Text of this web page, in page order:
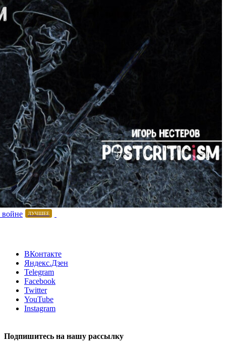
ЛУЧШЕЕ
ВКонтакте
Яндекс.Дзен
Telegram
Facebook
Twitter
YouTube
Instagram
Подпишитесь на нашу рассылку